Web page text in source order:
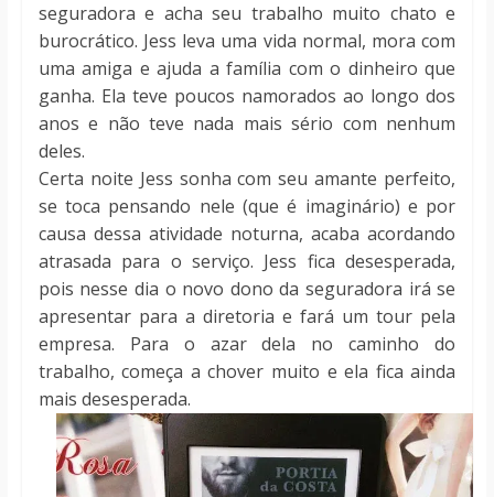
seguradora e acha seu trabalho muito chato e
burocrático. Jess leva uma vida normal, mora com
uma amiga e ajuda a família com o dinheiro que
ganha. Ela teve poucos namorados ao longo dos
anos e não teve nada mais sério com nenhum
deles.
Certa noite Jess sonha com seu amante perfeito,
se toca pensando nele (que é imaginário) e por
causa dessa atividade noturna, acaba acordando
atrasada para o serviço. Jess fica desesperada,
pois nesse dia o novo dono da seguradora irá se
apresentar para a diretoria e fará um tour pela
empresa. Para o azar dela no caminho do
trabalho, começa a chover muito e ela fica ainda
mais desesperada.